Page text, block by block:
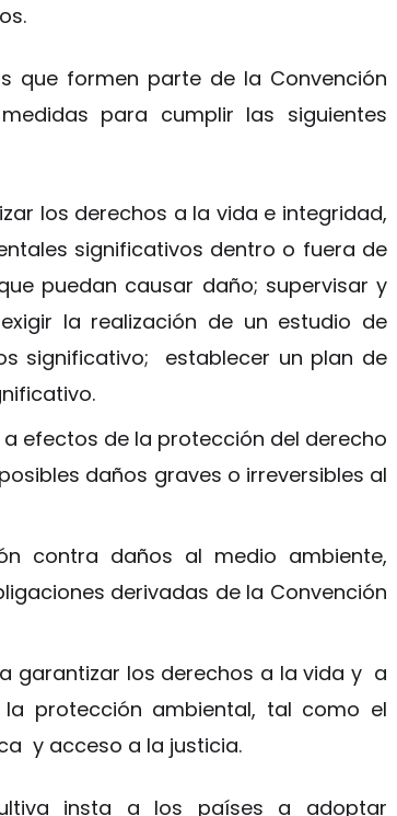
que formen parte de la Convención
para cumplir las siguientes
los derechos a la vida e integridad,
significativos dentro o fuera de
puedan causar daño; supervisar y
la realización de un estudio de
significativo; establecer un plan de
efectos de la protección del derecho
daños graves o irreversibles al
contra daños al medio ambiente,
derivadas de la Convención
garantizar los derechos a la vida y a
protección ambiental, tal como el
y acceso a la justicia.
insta a los países a adoptar